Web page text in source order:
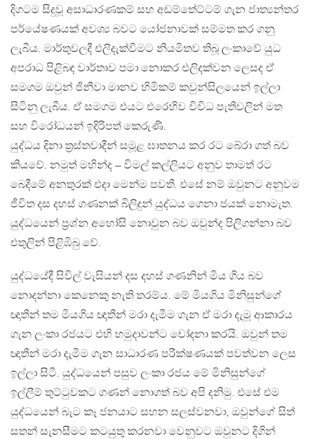
දිගටම සිදුවූ අසාධාරණකම් සහ අඩම්තේට්ටම් ගැන ජාත්‍යන්තර
පර්යේෂණයක් අවශ්‍ය බවට යෝජනාවක් සම්මත කර ගනු
ලැබීය. මාර්තුවලදී එලිදැක්වීමට නියමිතව තිබූ ලංකාවේ යුධ
අපරාධ පිළිබඳ වාර්තාව පමා නොකර එලිදක්වන ලෙසද ඒ
සමගම ඔවුන් ජිනීවා මානව හිමිකම් කවුන්සිලයෙන් ඉල්ලා
සිටිනු ලැබීය. ඒ සමගම එයට එරෙහිව විවිධ පැතිවලින් මත
සහ විරෝධයන් ඉදිරිපත් කෙරුණි.
යුද්ධය දිනා ත්‍රස්තවාදීන් සමූළ ඝාතනය කර රට බේරා ගත් බව
කියවේ. නමුත් මහින්ද – විමල් කල්ලියට අනුව තාමත් රට
බෙදීමේ අනතුරක් එදා මෙන්ම පවතී. එසේ නම් ඔවුනට අනුවම
ජීවිත දස දහස් ගණනක් බිලිදුන් යුද්ධය ගෙනා ජයක් නොමැත.
යුද්ධයෙන් ප්‍රශ්න අහෝසි නොවුන බව ඔවුන්ද පිලිගන්නා බව
එතුලින් පිළිඹිබු වේ.
යුද්ධයේදී සිවිල් වැසියන් දස දහස් ගණනින් මිය ගිය බව
නොදන්නා කෙනෙකු නැති තරම්ය. මේ මියගිය මිනිසුන්ගේ
ඥාතීන් තම මියගිය ඥාතීන් මරා දැමීම ගැන ඒ මරා දැමූ ආකාරය
ගැන ලංකා රජයට එහි හමුදාවන්ට චෝදනා කරයි. ඔවුන් තම
ඥාතීන් මරා දැමීම ගැන සාධාරණ පරීක්ෂණයක් පවත්වන ලෙස
ඉල්ලා සිටී. යුද්ධයෙන් පසුව ලංකා රජය මේ මිනිසුන්ගේ
ඉල්ලීම් තුට්ටුවකට ගණන් නොගත් බව අපි දනිමු. එසේ එම
යුද්ධයෙන් බැට කෑ ජනයාට සහන සලස්වනවා, ඔවුන්ගේ සිත්
සතන් සැනසීමට කටයුතු කරනවා වෙනුවට ඔවුනට දිගින්